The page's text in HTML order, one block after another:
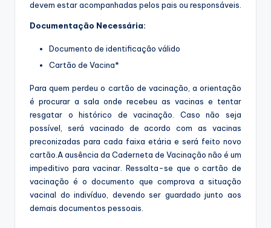
devem estar acompanhadas pelos pais ou responsáveis.
Documentação Necessária:
Documento de identificação válido
Cartão de Vacina*
Para quem perdeu o cartão de vacinação, a orientação
é procurar a sala onde recebeu as vacinas e tentar
resgatar o histórico de vacinação. Caso não seja
possível, será vacinado de acordo com as vacinas
preconizadas para cada faixa etária e será feito novo
cartão.A ausência da Caderneta de Vacinação não é um
impeditivo para vacinar. Ressalta-se que o cartão de
vacinação é o documento que comprova a situação
vacinal do indivíduo, devendo ser guardado junto aos
demais documentos pessoais.